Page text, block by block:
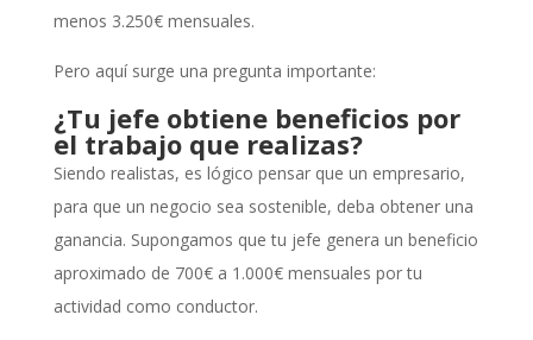
menos 3.250€ mensuales.
Pero aquí surge una pregunta importante:
¿Tu jefe obtiene beneficios por
el trabajo que realizas?
Siendo realistas, es lógico pensar que un empresario,
para que un negocio sea sostenible, deba obtener una
ganancia. Supongamos que tu jefe genera un beneficio
aproximado de 700€ a 1.000€ mensuales por tu
actividad como conductor.